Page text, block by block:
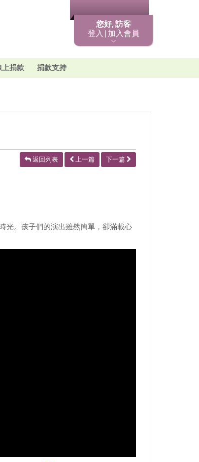
您好, 訪客
登入 | 加入會員
上捐款 捐款支持
返回列表 上一篇 下一篇
光。孩子們的演出雖然簡單，卻滿載心